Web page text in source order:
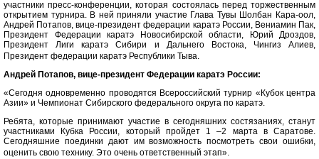
участники пресс-конференции, которая состоялась перед торжественным
открытием турнира. В ней приняли участие Глава Тувы Шолбан Кара-оол,
Андрей Потапов, вице-президент федерации каратэ России, Вениамин Пак,
Президент Федерации каратэ Новосибирской области, Юрий Дроздов,
Президент Лиги каратэ Сибири и Дальнего Востока, Чингиз Алиев,
Президент федерации каратэ Республики Тыва.
Андрей Потапов, вице-президент Федерации каратэ России:
«Сегодня одновременно проводятся Всероссийский турнир «Кубок центра
Азии» и Чемпионат Сибирского федерального округа по каратэ.
Ребята, которые принимают участие в сегодняшних состязаниях, станут
участниками Кубка России, который пройдет 1 –2 марта в Саратове.
Сегодняшние поединки дают им возможность посмотреть свои ошибки,
оценить свою технику. Это очень ответственный этап».